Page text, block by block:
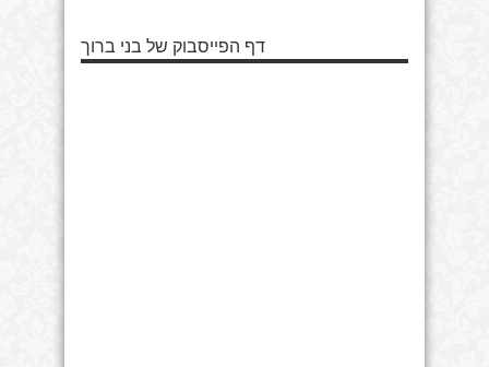
דף הפייסבוק של בני ברוך